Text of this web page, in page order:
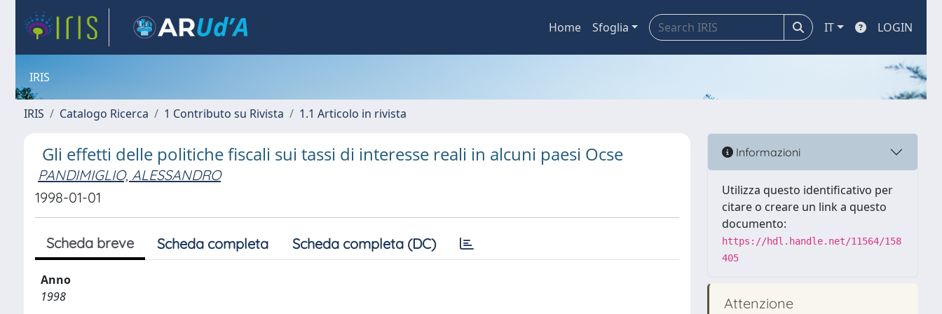
Home Sfoglia IT LOGIN
IRIS
IRIS Catalogo Ricerca 1 Contributo su Rivista 1.1 Articolo in rivista
Gli effetti delle politiche fiscali sui tassi di interesse reali in alcuni paesi Ocse
PANDIMIGLIO, ALESSANDRO
1998-01-01
Scheda breve Scheda completa Scheda completa (DC)
Anno
1998
Informazioni
Utilizza questo identificativo per
citare o creare un link a questo
documento:
https://hdl.handle.net/11564/158
405
Attenzione